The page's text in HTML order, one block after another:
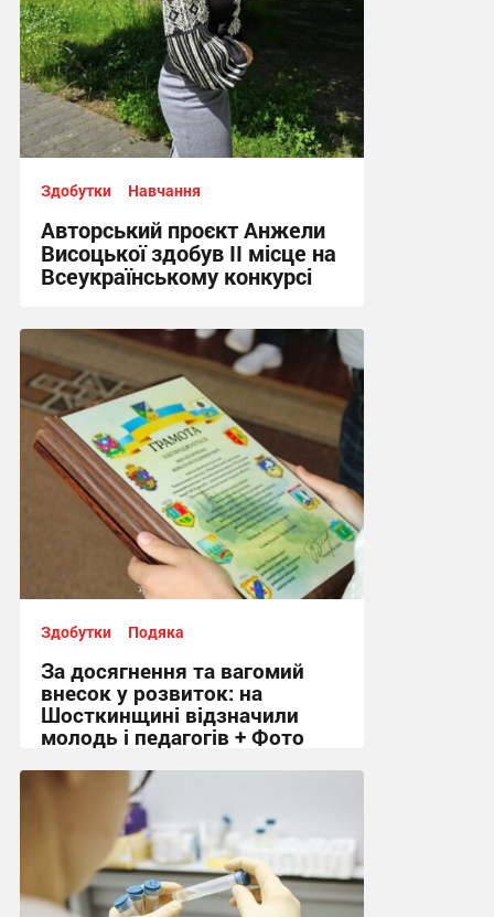
Здобутки Навчання
Авторський проєкт Анжели
Висоцької здобув ІІ місце на
Всеукраїнському конкурсі
10:22, 24.07.2026
Здобутки Подяка
За досягнення та вагомий
внесок у розвиток: на
Шосткинщині відзначили
молодь і педагогів + Фото
18:42, 22.06.2026